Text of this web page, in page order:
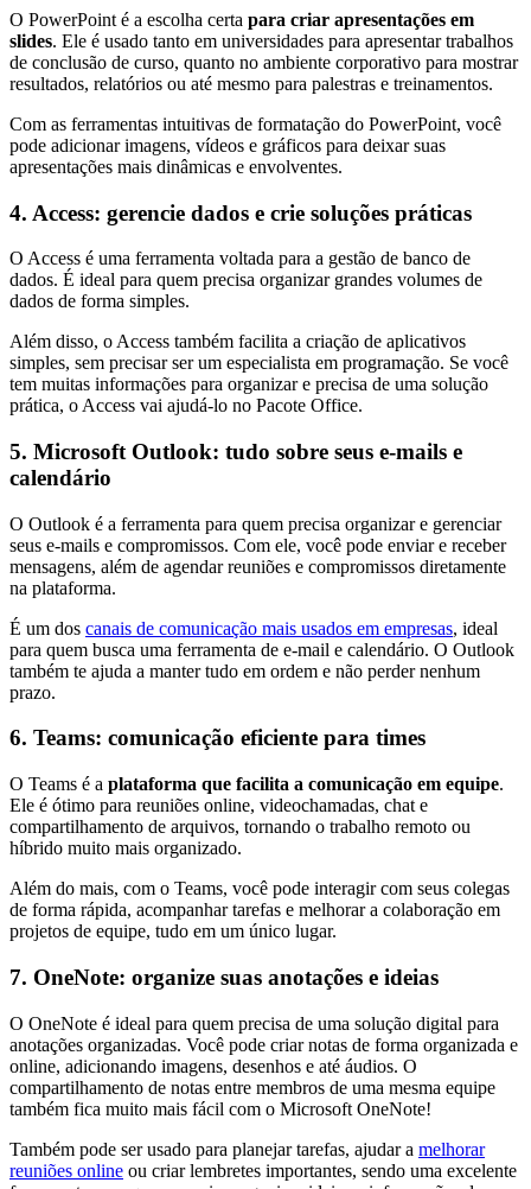
O PowerPoint é a escolha certa para criar apresentações em
slides. Ele é usado tanto em universidades para apresentar trabalhos
de conclusão de curso, quanto no ambiente corporativo para mostrar
resultados, relatórios ou até mesmo para palestras e treinamentos.
Com as ferramentas intuitivas de formatação do PowerPoint, você
pode adicionar imagens, vídeos e gráficos para deixar suas
apresentações mais dinâmicas e envolventes.
4. Access: gerencie dados e crie soluções práticas
O Access é uma ferramenta voltada para a gestão de banco de
dados. É ideal para quem precisa organizar grandes volumes de
dados de forma simples.
Além disso, o Access também facilita a criação de aplicativos
simples, sem precisar ser um especialista em programação. Se você
tem muitas informações para organizar e precisa de uma solução
prática, o Access vai ajudá-lo no Pacote Office.
5. Microsoft Outlook: tudo sobre seus e-mails e
calendário
O Outlook é a ferramenta para quem precisa organizar e gerenciar
seus e-mails e compromissos. Com ele, você pode enviar e receber
mensagens, além de agendar reuniões e compromissos diretamente
na plataforma.
É um dos canais de comunicação mais usados em empresas, ideal
para quem busca uma ferramenta de e-mail e calendário. O Outlook
também te ajuda a manter tudo em ordem e não perder nenhum
prazo.
6. Teams: comunicação eficiente para times
O Teams é a plataforma que facilita a comunicação em equipe.
Ele é ótimo para reuniões online, videochamadas, chat e
compartilhamento de arquivos, tornando o trabalho remoto ou
híbrido muito mais organizado.
Além do mais, com o Teams, você pode interagir com seus colegas
de forma rápida, acompanhar tarefas e melhorar a colaboração em
projetos de equipe, tudo em um único lugar.
7. OneNote: organize suas anotações e ideias
O OneNote é ideal para quem precisa de uma solução digital para
anotações organizadas. Você pode criar notas de forma organizada e
online, adicionando imagens, desenhos e até áudios. O
compartilhamento de notas entre membros de uma mesma equipe
também fica muito mais fácil com o Microsoft OneNote!
Também pode ser usado para planejar tarefas, ajudar a melhorar
reuniões online ou criar lembretes importantes, sendo uma excelente